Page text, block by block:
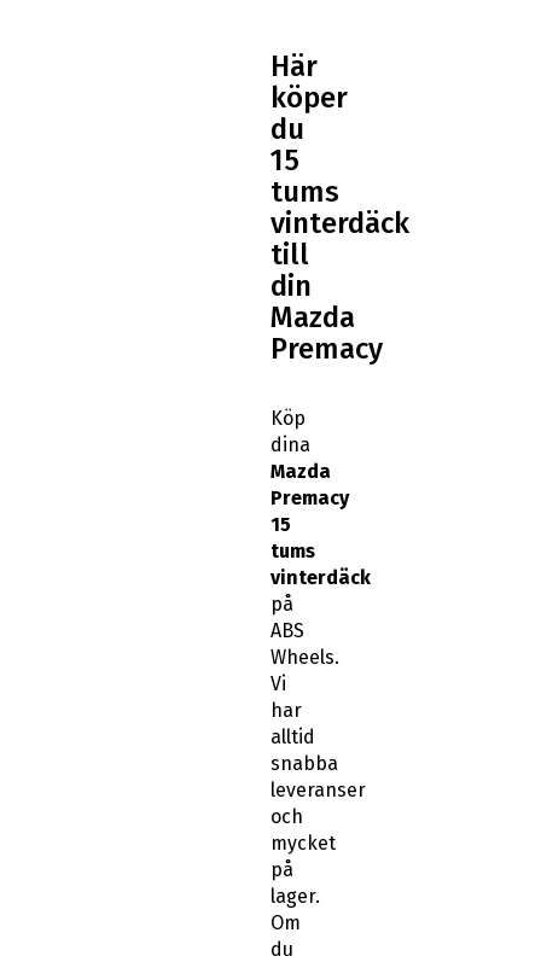
Här
köper
du
15
tums
vinterdäck
till
din
Mazda
Premacy
Köp
dina
Mazda
Premacy
15
tums
vinterdäck
på
ABS
Wheels.
Vi
har
alltid
snabba
leveranser
och
mycket
på
lager.
Om
du